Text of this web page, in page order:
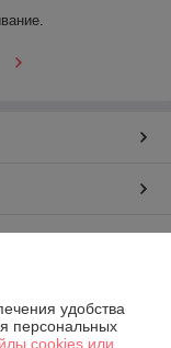
удобства
персональных
cookies или